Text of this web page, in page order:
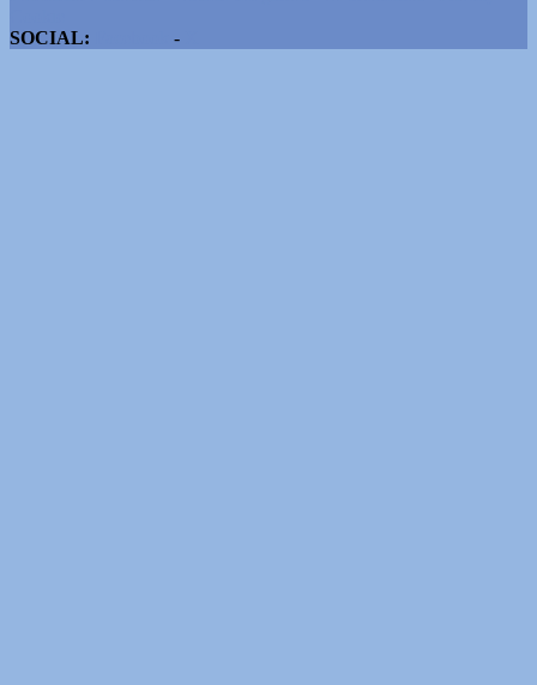
SOCIAL:
-